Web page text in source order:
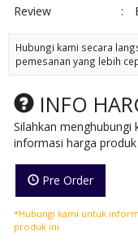
Review
:
Hubungi kami secara
pemesanan yang lebih
INFO
Silahkan
informasi harga produk
Pre Order
*Hubungi kami untuk
produk ini.